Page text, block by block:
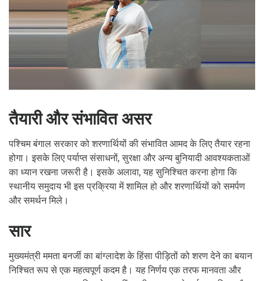
तैयारी और संभावित असर
पश्चिम बंगाल सरकार को शरणार्थियों की संभावित आमद के लिए तैयार रहना
होगा। इसके लिए पर्याप्त संसाधनों, सुरक्षा और अन्य बुनियादी आवश्यकताओं
का ध्यान रखना जरूरी है। इसके अलावा, यह सुनिश्चित करना होगा कि
स्थानीय समुदाय भी इस प्रक्रिया में शामिल हो और शरणार्थियों को समर्पण
और समर्थन मिले।
सार
मुख्यमंत्री ममता बनर्जी का बांग्लादेश के हिंसा पीड़ितों को शरण देने का बयान
निश्चित रूप से एक महत्वपूर्ण कदम है। यह निर्णय एक तरफ मानवता और